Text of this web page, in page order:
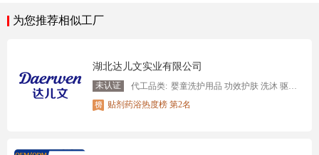
为您推荐相似工厂
湖北达儿文实业有限公司
未认证 代工品类: 婴童洗护用品 功效护肤 洗沐 驱蚊用品 洗涤 贴剂药浴
贴剂药浴热度榜 第2名